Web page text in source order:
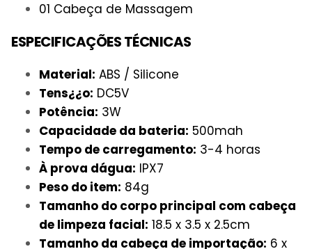
01 Cabeça de Massagem
ESPECIFICAÇÕES TÉCNICAS
Material: ABS / Silicone
Tens¿¿o: DC5V
Potência: 3W
Capacidade da bateria: 500mah
Tempo de carregamento: 3-4 horas
À prova dágua: IPX7
Peso do item: 84g
Tamanho do corpo principal com cabeça
de limpeza facial: 18.5 x 3.5 x 2.5cm
Tamanho da cabeça de importação: 6 x